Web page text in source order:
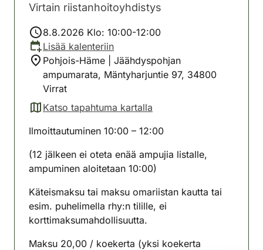
Virtain riistanhoitoyhdistys
8.8.2026 Klo: 10:00-12:00
Lisää kalenteriin
Pohjois-Häme | Jäähdyspohjan
ampumarata, Mäntyharjuntie 97, 34800
Virrat
Katso tapahtuma kartalla
(avautuu uuteen välilehteen)
Ilmoittautuminen 10:00 – 12:00
(12 jälkeen ei oteta enää ampujia listalle,
ampuminen aloitetaan 10:00)
Käteismaksu tai maksu omariistan kautta tai
esim. puhelimella rhy:n tilille, ei
korttimaksumahdollisuutta.
Maksu 20,00 / koekerta (yksi koekerta